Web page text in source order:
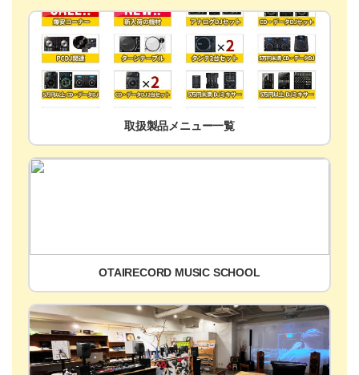
取扱製品メニュー一覧
OTAIRECORD MUSIC SCHOOL